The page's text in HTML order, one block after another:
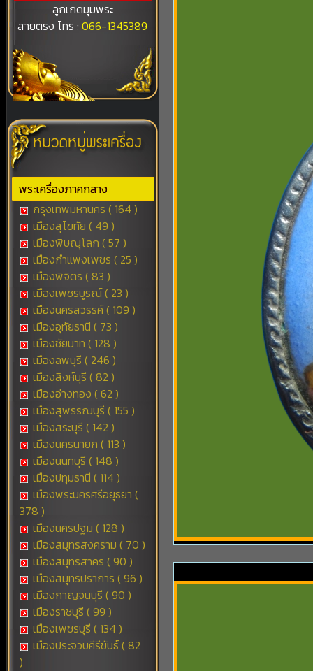
ลูกเกดมุมพระ
สายตรง โทร :066-1345389
พระเครื่องภาคกลาง
กรุงเทพมหานคร ( 164 )
เมืองสุโขทัย ( 49 )
เมืองพิษณุโลก ( 57 )
เมืองกำแพงเพชร ( 25 )
เมืองพิจิตร ( 83 )
เมืองเพชรบูรณ์ ( 23 )
เมืองนครสวรรค์ ( 109 )
เมืองอุทัยธานี ( 73 )
เมืองชัยนาท ( 128 )
เมืองลพบุรี ( 246 )
เมืองสิงห์บุรี ( 82 )
เมืองอ่างทอง ( 62 )
เมืองสุพรรณบุรี ( 155 )
เมืองสระบุรี ( 142 )
เมืองนครนายก ( 113 )
เมืองนนทบุรี ( 148 )
เมืองปทุมธานี ( 114 )
เมืองพระนครศรีอยุธยา (
378 )
เมืองนครปฐม ( 128 )
เมืองสมุทรสงคราม ( 70 )
เมืองสมุทรสาคร ( 90 )
เมืองสมุทรปราการ ( 96 )
เมืองกาญจนบุรี ( 90 )
เมืองราชบุรี ( 99 )
เมืองเพชรบุรี ( 134 )
เมืองประจวบคีรีขันธ์ ( 82
)